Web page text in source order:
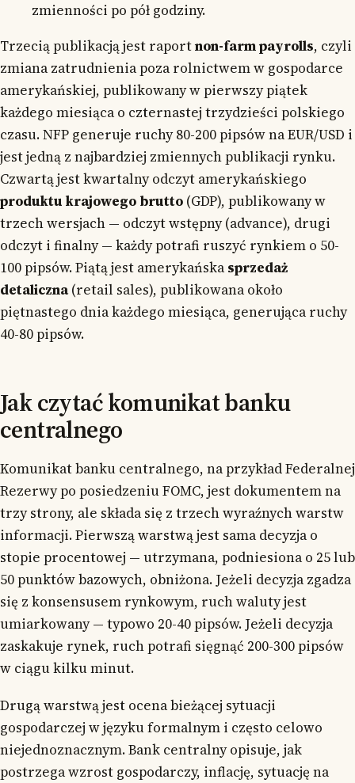
zmienności po pół godziny.
Trzecią publikacją jest raportnon-farm payrolls, czyli
zmiana zatrudnienia poza rolnictwem w gospodarce
amerykańskiej, publikowany w pierwszy piątek
każdego miesiąca o czternastej trzydzieści polskiego
czasu. NFP generuje ruchy 80-200 pipsów na EUR/USD i
jest jedną z najbardziej zmiennych publikacji rynku.
Czwartą jest kwartalny odczyt amerykańskiego
produktu krajowego brutto (GDP), publikowany w
trzech wersjach — odczyt wstępny (advance), drugi
odczyt i finalny — każdy potrafi ruszyć rynkiem o 50-
100 pipsów. Piątą jest amerykańska sprzedaż
detaliczna(retail sales), publikowana około
piętnastego dnia każdego miesiąca, generująca ruchy
40-80 pipsów.
Jak czytać komunikat banku
centralnego
Komunikat banku centralnego, na przykład Federalnej
Rezerwy po posiedzeniu FOMC, jest dokumentem na
trzy strony, ale składa się z trzech wyraźnych warstw
informacji. Pierwszą warstwą jest sama decyzja o
stopie procentowej — utrzymana, podniesiona o 25 lub
50 punktów bazowych, obniżona. Jeżeli decyzja zgadza
się z konsensusem rynkowym, ruch waluty jest
umiarkowany — typowo 20-40 pipsów. Jeżeli decyzja
zaskakuje rynek, ruch potrafi sięgnąć 200-300 pipsów
w ciągu kilku minut.
Drugą warstwą jest ocena bieżącej sytuacji
gospodarczej w języku formalnym i często celowo
niejednoznacznym. Bank centralny opisuje, jak
postrzega wzrost gospodarczy, inflację, sytuację na